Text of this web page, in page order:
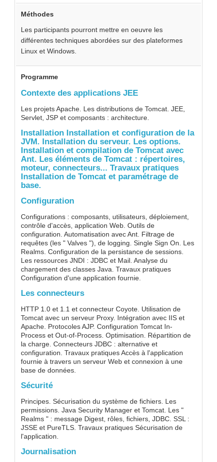
Méthodes
Les participants pourront mettre en oeuvre les
différentes techniques abordées sur des plateformes
Linux et Windows.
Programme
Contexte des applications JEE
Les projets Apache. Les distributions de Tomcat. JEE,
Servlet, JSP et composants : architecture.
Installation Installation et configuration de la
JVM. Installation du serveur. Les options.
Installation et compilation de Tomcat avec
Ant. Les éléments de Tomcat : répertoires,
moteur, connecteurs... Travaux pratiques
Installation de Tomcat et paramétrage de
base.
Configuration
Configurations : composants, utilisateurs, déploiement,
contrôle d'accès, application Web. Outils de
configuration. Automatisation avec Ant. Filtrage de
requêtes (les " Valves "), de logging. Single Sign On. Les
Realms. Configuration de la persistance de sessions.
Les ressources JNDI : JDBC et Mail. Analyse du
chargement des classes Java. Travaux pratiques
Configuration d'une application fournie.
Les connecteurs
HTTP 1.0 et 1.1 et connecteur Coyote. Utilisation de
Tomcat avec un serveur Proxy. Intégration avec IIS et
Apache. Protocoles AJP. Configuration Tomcat In-
Process et Out-of-Process. Optimisation. Répartition de
la charge. Connecteurs JDBC : alternative et
configuration. Travaux pratiques Accès à l'application
fournie à travers un serveur Web et connexion à une
base de données.
Sécurité
Principes. Sécurisation du système de fichiers. Les
permissions. Java Security Manager et Tomcat. Les "
Realms " : message Digest, rôles, fichiers, JDBC. SSL :
JSSE et PureTLS. Travaux pratiques Sécurisation de
l'application.
Journalisation